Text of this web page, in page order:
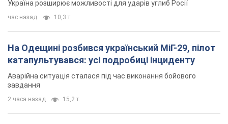
Україна розширює можливості для ударів углиб Росії
час назад 10,3 т.
На Одещині розбився український МіГ-29, пілот
катапультувався: усі подробиці інциденту
Аварійна ситуація сталася під час виконання бойового
завдання
2 часа назад 15,2 т.